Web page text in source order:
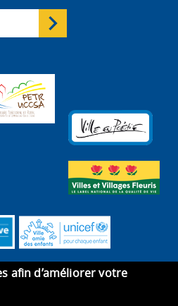
afin d’améliorer votre